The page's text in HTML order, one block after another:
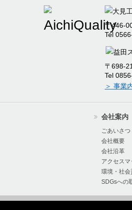
〒446-
Tel
〒698-
Tel
＞ 事業
会社案内
ごあいさつ
会社概要
会社沿革
アクセスマ
環境・社会
SDGsへの